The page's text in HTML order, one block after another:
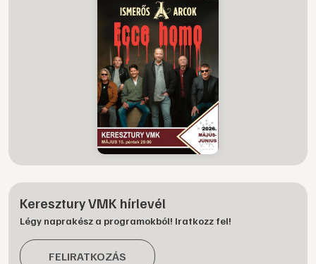
Keresztury VMK hírlevél
Légy naprakész a programokból! Iratkozz fel!
FELIRATKOZÁS